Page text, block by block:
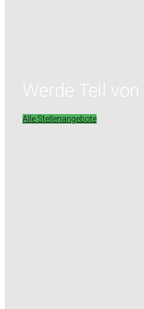
Werde Teil von
Alle Stellenangebote